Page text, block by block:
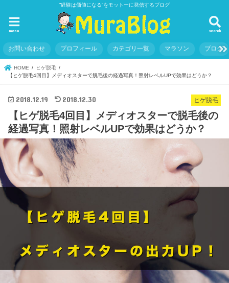
”経験は価値になる”をモットーに発信するブログ
search
menu
お問い合わせ プロフィール カテゴリ一覧 マラソン ブログ
HOME
ヒゲ脱毛
【ヒゲ脱毛4回目】メディオスターで脱毛後の経過写真！照射レベルUPで効果はどうか？
ヒゲ脱毛
2018.12.19 2018.12.30
【ヒゲ脱毛4回目】メディオスターで脱毛後の
経過写真！照射レベルUPで効果はどうか？